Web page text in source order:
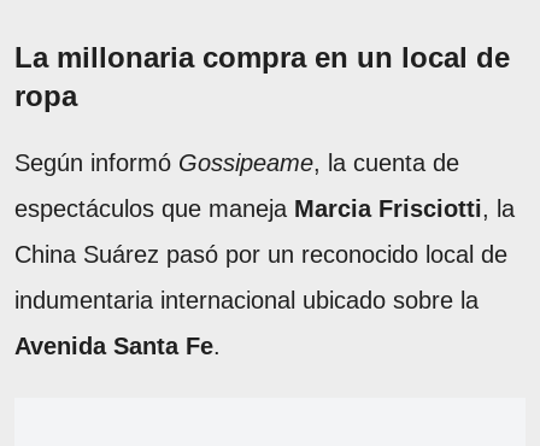
La millonaria compra en un local de
ropa
Según informó Gossipeame, la cuenta de
espectáculos que maneja Marcia Frisciotti, la
China Suárez pasó por un reconocido local de
indumentaria internacional ubicado sobre la
Avenida Santa Fe.